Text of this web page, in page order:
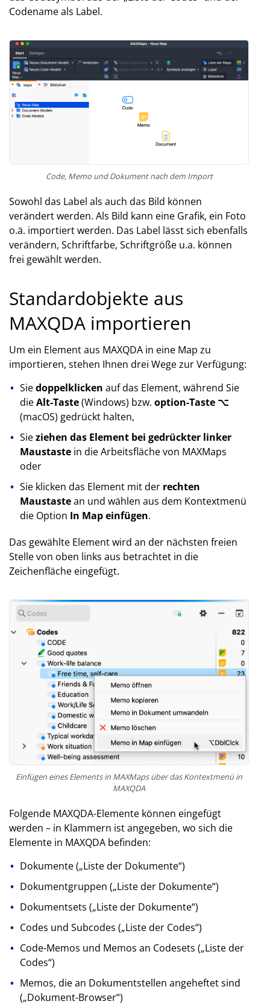
Codename als Label.
Code, Memo und Dokument nach dem Import
Sowohl das Label als auch das Bild können
verändert werden. Als Bild kann eine Grafik, ein Foto
o.ä. importiert werden. Das Label lässt sich ebenfalls
verändern, Schriftfarbe, Schriftgröße u.a. können
frei gewählt werden.
Standardobjekte aus
MAXQDA importieren
Um ein Element aus MAXQDA in eine Map zu
importieren, stehen Ihnen drei Wege zur Verfügung:
Siedoppelklicken auf das Element, während Sie
dieAlt-Taste(Windows) bzw. option-Taste ⌥
(macOS) gedrückt halten,
Sieziehen das Element bei gedrückter linker
Maustastein die Arbeitsfläche von MAXMaps
oder
Sie klicken das Element mit der rechten
Maustastean und wählen aus dem Kontextmenü
die Option In Map einfügen.
Das gewählte Element wird an der nächsten freien
Stelle von oben links aus betrachtet in die
Zeichenfläche eingefügt.
Einfügen eines Elements in MAXMaps über das Kontextmenü in
MAXQDA
Folgende MAXQDA-Elemente können eingefügt
werden – in Klammern ist angegeben, wo sich die
Elemente in MAXQDA befinden:
Dokumente („Liste der Dokumente“)
Dokumentgruppen („Liste der Dokumente“)
Dokumentsets („Liste der Dokumente“)
Codes und Subcodes („Liste der Codes“)
Code-Memos und Memos an Codesets („Liste der
Codes“)
Memos, die an Dokumentstellen angeheftet sind
(„Dokument-Browser“)